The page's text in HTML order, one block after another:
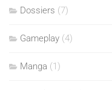
Dossiers (7)
Gameplay (4)
Manga (1)